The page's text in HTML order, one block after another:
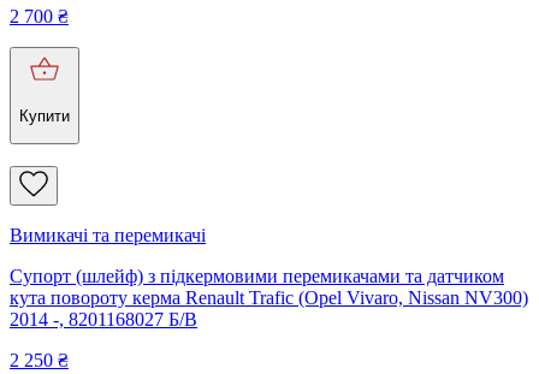
2 700 ₴
Купити
Вимикачі та перемикачі
Супорт (шлейф) з підкермовими перемикачами та датчиком
кута повороту керма Renault Trafic (Opel Vivaro, Nissan NV300)
2014 -, 8201168027 Б/В
2 250 ₴